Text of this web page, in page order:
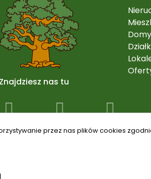
Domy
Znajdziesz nas tu
przez nas plików cookies